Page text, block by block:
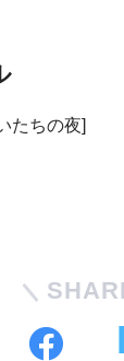
たちの夜]